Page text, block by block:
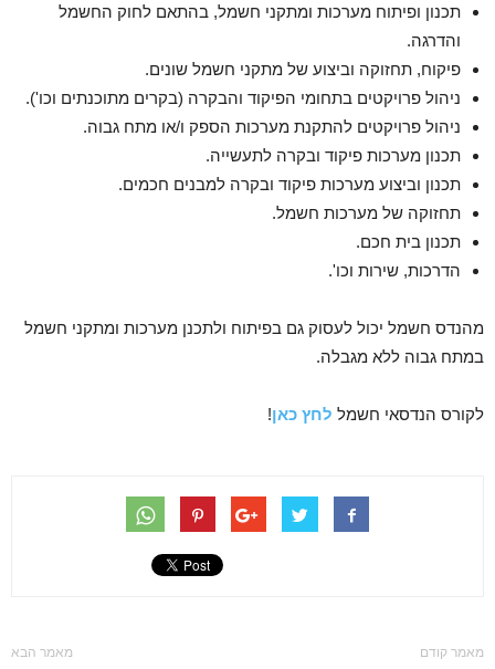
תכנון ופיתוח מערכות ומתקני חשמל, בהתאם לחוק החשמל
והדרגה.
פיקוח, תחזוקה וביצוע של מתקני חשמל שונים.
ניהול פרויקטים בתחומי הפיקוד והבקרה (בקרים מתוכנתים וכו').
ניהול פרויקטים להתקנת מערכות הספק ו/או מתח גבוה.
תכנון מערכות פיקוד ובקרה לתעשייה.
תכנון וביצוע מערכות פיקוד ובקרה למבנים חכמים.
תחזוקה של מערכות חשמל.
תכנון בית חכם.
הדרכות, שירות וכו'.
מהנדס חשמל יכול לעסוק גם בפיתוח ולתכנן מערכות ומתקני חשמל
במתח גבוה ללא מגבלה.
לקורס הנדסאי חשמל לחץ כאן!
מאמר קודם מאמר הבא